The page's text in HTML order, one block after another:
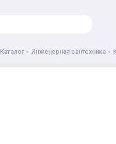
Каталог Инженерная сантехника